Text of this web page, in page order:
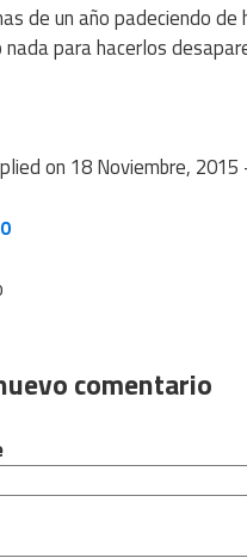
de un año padeciendo de
para hacerlos
on 18 Noviembre, 2015
comentario